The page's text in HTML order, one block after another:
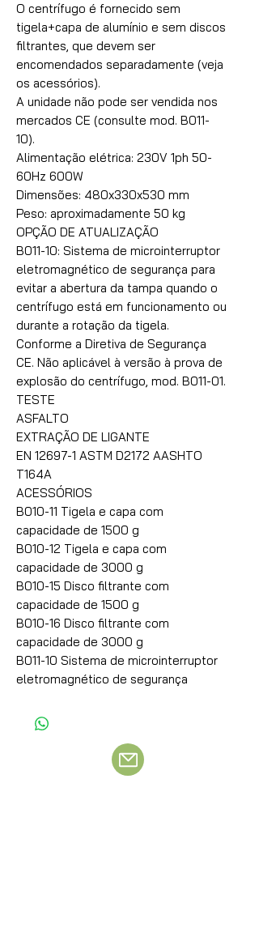
O centrífugo é fornecido sem
tigela+capa de alumínio e sem discos
filtrantes, que devem ser
encomendados separadamente (veja
os acessórios).
A unidade não pode ser vendida nos
mercados CE (consulte mod. B011-
10).
Alimentação elétrica: 230V 1ph 50-
60Hz 600W
Dimensões: 480x330x530 mm
Peso: aproximadamente 50 kg
OPÇÃO DE ATUALIZAÇÃO
B011-10: Sistema de microinterruptor
eletromagnético de segurança para
evitar a abertura da tampa quando o
centrífugo está em funcionamento ou
durante a rotação da tigela.
Conforme a Diretiva de Segurança
CE. Não aplicável à versão à prova de
explosão do centrífugo, mod. B011-01.
TESTE
ASFALTO
EXTRAÇÃO DE LIGANTE
EN 12697-1 ASTM D2172 AASHTO
T164A
ACESSÓRIOS
B010-11 Tigela e capa com
capacidade de 1500 g
B010-12 Tigela e capa com
capacidade de 3000 g
B010-15 Disco filtrante com
capacidade de 1500 g
B010-16 Disco filtrante com
capacidade de 3000 g
B011-10 Sistema de microinterruptor
eletromagnético de segurança